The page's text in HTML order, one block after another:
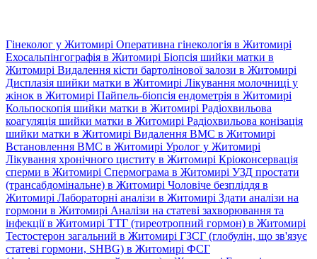
Гінеколог у Житомирі Оперативна гінекологія в Житомирі
Ехосальпінгографія в Житомирі Біопсія шийки матки в
Житомирі Видалення кісти бартолінової залози в Житомирі
Дисплазія шийки матки в Житомирі Лікування молочниці у
жінок в Житомирі Пайпель-біопсія ендометрія в Житомирі
Кольпоскопія шийки матки в Житомирі Радіохвильова
коагуляція шийки матки в Житомирі Радіохвильова конізація
шийки матки в Житомирі Видалення ВМС в Житомирі
Встановлення ВМС в Житомирі Уролог у Житомирі
Лікування хронічного циститу в Житомирі Кріоконсервація
сперми в Житомирі Спермограма в Житомирі УЗД простати
(трансабдомінальне) в Житомирі Чоловіче безпліддя в
Житомирі Лабораторні аналізи в Житомирі Здати аналізи на
гормони в Житомирі Аналізи на статеві захворювання та
інфекції в Житомирі ТТГ (тиреотропний гормон) в Житомирі
Тестостерон загальний в Житомирі ГЗСГ (глобулін, що зв'язує
статеві гормони, SHBG) в Житомирі ФСГ